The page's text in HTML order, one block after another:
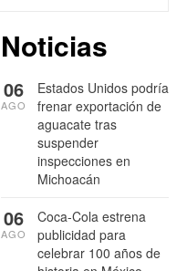
Noticias
Estados Unidos podría
frenar exportación de
aguacate tras
suspender
inspecciones en
Michoacán
06
AGO
Coca-Cola estrena
publicidad para
celebrar 100 años de
06
AGO